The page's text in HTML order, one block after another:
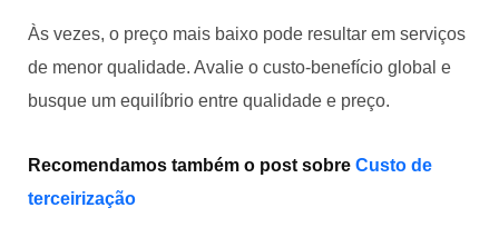
Às vezes, o preço mais baixo pode resultar em serviços
de menor qualidade. Avalie o custo-benefício global e
busque um equilíbrio entre qualidade e preço.
Recomendamos também o post sobre Custo de
terceirização